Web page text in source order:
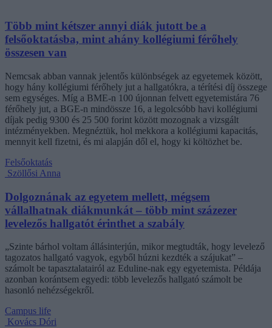
Több mint kétszer annyi diák jutott be a
felsőoktatásba, mint ahány kollégiumi férőhely
összesen van
Nemcsak abban vannak jelentős különbségek az egyetemek között,
hogy hány kollégiumi férőhely jut a hallgatókra, a térítési díj összege
sem egységes. Míg a BME-n 100 újonnan felvett egyetemistára 76
férőhely jut, a BGE-n mindössze 16, a legolcsóbb havi kollégiumi
díjak pedig 9300 és 25 500 forint között mozognak a vizsgált
intézményekben. Megnéztük, hol mekkora a kollégiumi kapacitás,
mennyit kell fizetni, és mi alapján dől el, hogy ki költözhet be.
Felsőoktatás
Szöllősi Anna
Dolgoznának az egyetem mellett, mégsem
vállalhatnak diákmunkát – több mint százezer
levelezős hallgatót érinthet a szabály
„Szinte bárhol voltam állásinterjún, mikor megtudták, hogy levelező
tagozatos hallgató vagyok, egyből húzni kezdték a szájukat” –
számolt be tapasztalatairól az Eduline-nak egy egyetemista. Példája
azonban korántsem egyedi: több levelezős hallgató számolt be
hasonló nehézségekről.
Campus life
Kovács Dóri